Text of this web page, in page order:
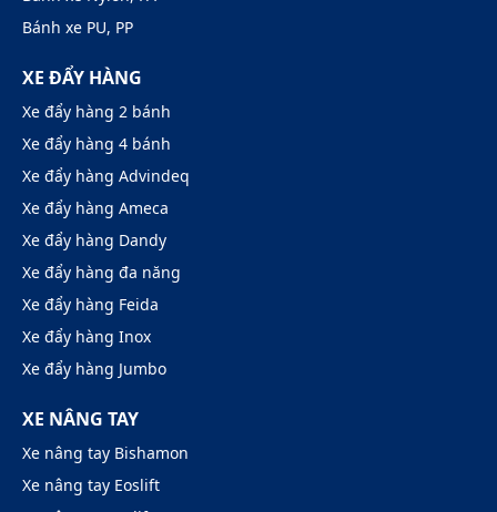
Bánh xe PU, PP
XE ĐẨY HÀNG
Xe đẩy hàng 2 bánh
Xe đẩy hàng 4 bánh
Xe đẩy hàng Advindeq
Xe đẩy hàng Ameca
Xe đẩy hàng Dandy
Xe đẩy hàng đa năng
Xe đẩy hàng Feida
Xe đẩy hàng Inox
Xe đẩy hàng Jumbo
XE NÂNG TAY
Xe nâng tay Bishamon
Xe nâng tay Eoslift